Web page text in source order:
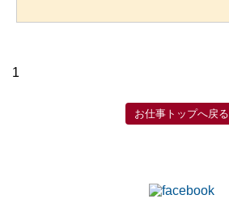
1
お仕事トップへ戻る